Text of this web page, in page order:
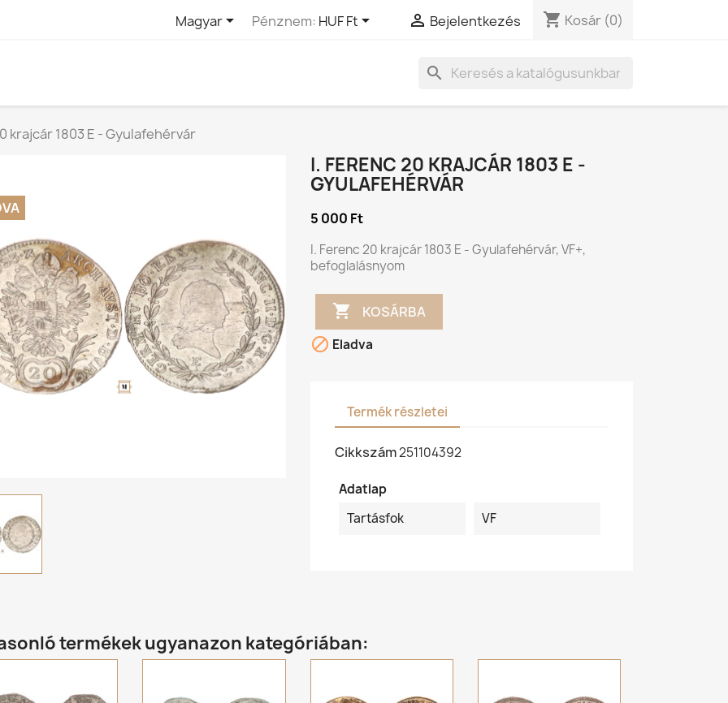
Magyar Pénznem: HUF Ft  Bejelentkezés shopping_cart Kosár (0)
search
krajcár 1803 E - Gyulafehérvár
I. FERENC 20 KRAJCÁR 1803 E -
GYULAFEHÉRVÁR
5 000 Ft
I. Ferenc 20 krajcár 1803 E - Gyulafehérvár, VF+,
befoglalásnyom
 KOSÁRBA
 Eladva
Termék részletei
Cikkszám251104392
Adatlap
Tartásfok
VF
termékek ugyanazon kategóriában: